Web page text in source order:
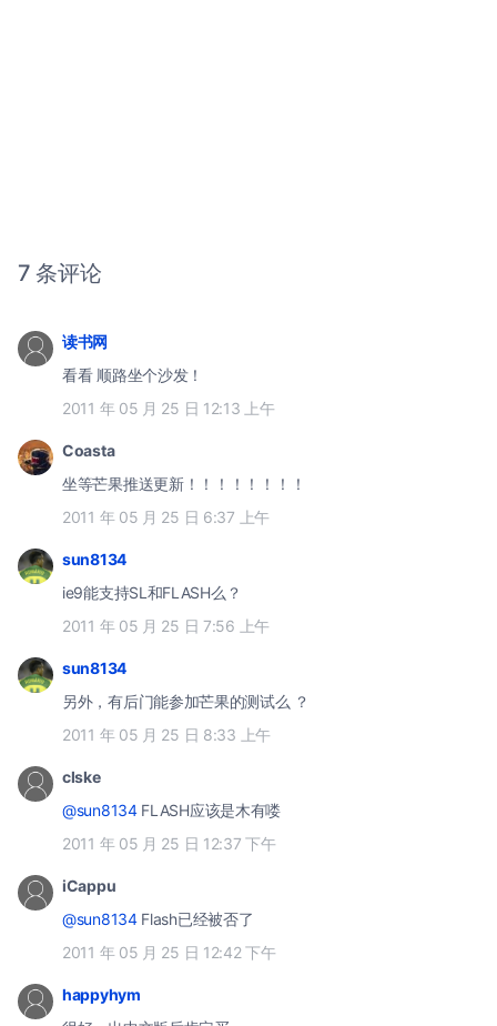
7 条评论
读书网
看看 顺路坐个沙发！
2011 年 05 月 25 日 12:13 上午
Coasta
坐等芒果推送更新！！！！！！！！
2011 年 05 月 25 日 6:37 上午
sun8134
ie9能支持SL和FLASH么？
2011 年 05 月 25 日 7:56 上午
sun8134
另外，有后门能参加芒果的测试么 ？
2011 年 05 月 25 日 8:33 上午
clske
@sun8134FLASH应该是木有喽
2011 年 05 月 25 日 12:37 下午
iCappu
@sun8134Flash已经被否了
2011 年 05 月 25 日 12:42 下午
happyhym